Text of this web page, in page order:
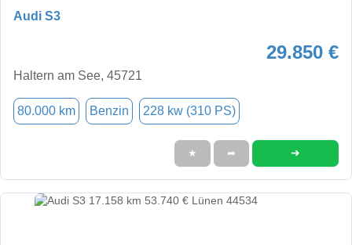
Audi S3
29.850 €
Haltern am See, 45721
80.000 km Benzin 228 kw (310 PS)
★ ➦ ➜